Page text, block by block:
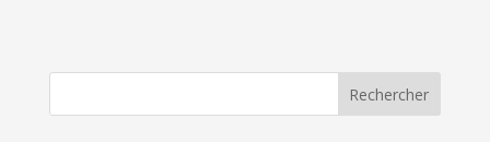
Rechercher